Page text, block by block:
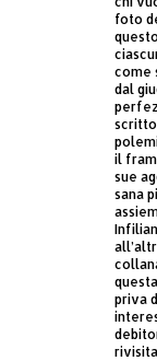
foto
come
dal
il
sue
sana
priva